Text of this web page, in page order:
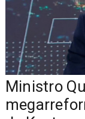
Ministro